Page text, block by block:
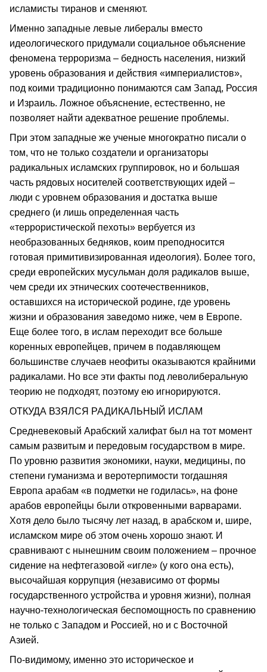
исламисты тиранов и сменяют.
Именно западные левые либералы вместо
идеологического придумали социальное объяснение
феномена терроризма – бедность населения, низкий
уровень образования и действия «империалистов»,
под коими традиционно понимаются сам Запад, Россия
и Израиль. Ложное объяснение, естественно, не
позволяет найти адекватное решение проблемы.
При этом западные же ученые многократно писали о
том, что не только создатели и организаторы
радикальных исламских группировок, но и большая
часть рядовых носителей соответствующих идей –
люди с уровнем образования и достатка выше
среднего (и лишь определенная часть
«террористической пехоты» вербуется из
необразованных бедняков, коим преподносится
готовая примитивизированная идеология). Более того,
среди европейских мусульман доля радикалов выше,
чем среди их этнических соотечественников,
оставшихся на исторической родине, где уровень
жизни и образования заведомо ниже, чем в Европе.
Еще более того, в ислам переходит все больше
коренных европейцев, причем в подавляющем
большинстве случаев неофиты оказываются крайними
радикалами. Но все эти факты под леволиберальную
теорию не подходят, поэтому ею игнорируются.
ОТКУДА ВЗЯЛСЯ РАДИКАЛЬНЫЙ ИСЛАМ
Средневековый Арабский халифат был на тот момент
самым развитым и передовым государством в мире.
По уровню развития экономики, науки, медицины, по
степени гуманизма и веротерпимости тогдашняя
Европа арабам «в подметки не годилась», на фоне
арабов европейцы были откровенными варварами.
Хотя дело было тысячу лет назад, в арабском и, шире,
исламском мире об этом очень хорошо знают. И
сравнивают с нынешним своим положением – прочное
сидение на нефтегазовой «игле» (у кого она есть),
высочайшая коррупция (независимо от формы
государственного устройства и уровня жизни), полная
научно-технологическая беспомощность по сравнению
не только с Западом и Россией, но и с Восточной
Азией.
По-видимому, именно это историческое и